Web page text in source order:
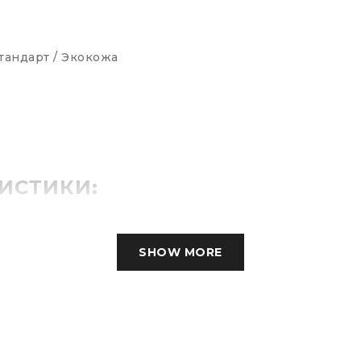
/ Экокожа
Комбинированный
Деревянные с мягкими накладками, обитыми
SHOW MORE